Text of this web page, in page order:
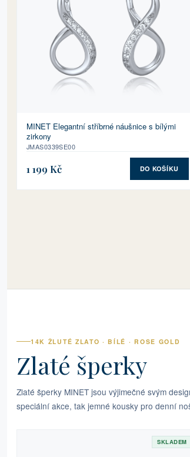
MINET Elegantní stříbrné náušnice s bílými
zirkony
JMAS0339SE00
1 199 Kč DO KOŠÍKU
14K ŽLUTÉ ZLATO · BÍLÉ · ROSE GOLD
Zlaté šperky
Zlaté šperky MINET jsou výjimečné svým
speciální akce, tak jemné kousky pro denní
SKLADEM